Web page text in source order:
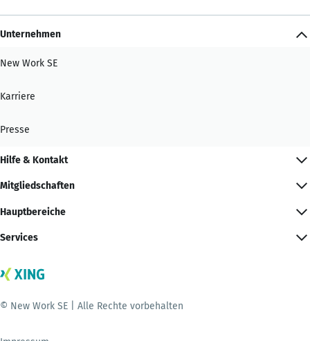
Unternehmen
New Work SE
Karriere
Presse
Hilfe & Kontakt
Mitgliedschaften
Hauptbereiche
Services
© New Work SE | Alle Rechte vorbehalten